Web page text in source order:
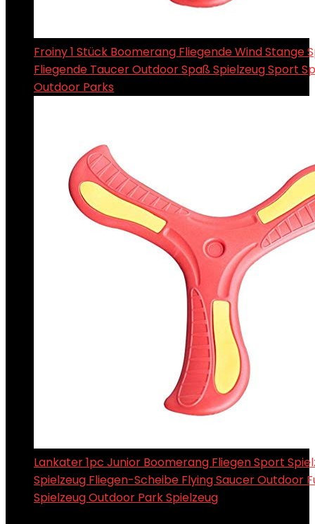
Froiny 1 Stück Boomerang Fliegende Wind Stange
Fliegende Taucer Outdoor Spaß Spielzeug Sport
Outdoor Parks
Lankater 1pc Junior Boomerang Fliegen Sport
Spielzeug Fliegen-Scheibe Flying Saucer Outdoor
Spielzeug Outdoor Park Spielzeug